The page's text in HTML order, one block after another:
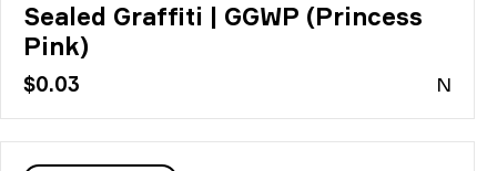
Sealed Graffiti | GGWP (Princess
Pink)
$0.03 N